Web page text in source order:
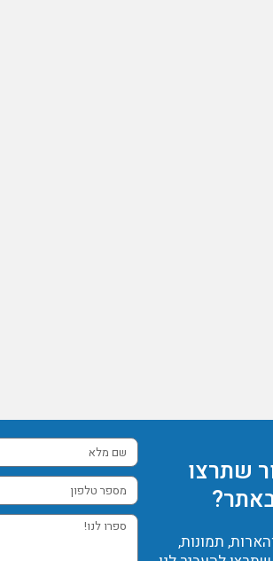
שתרצו
תמונות,
שם
מלא
מספר
טלפון
ספרו